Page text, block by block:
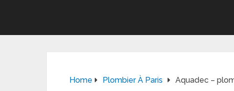
Home Plombier À Paris Aquadec –